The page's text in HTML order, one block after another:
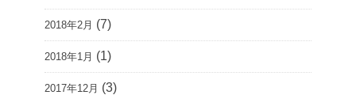
2018年2月 (7)
2018年1月 (1)
2017年12月 (3)